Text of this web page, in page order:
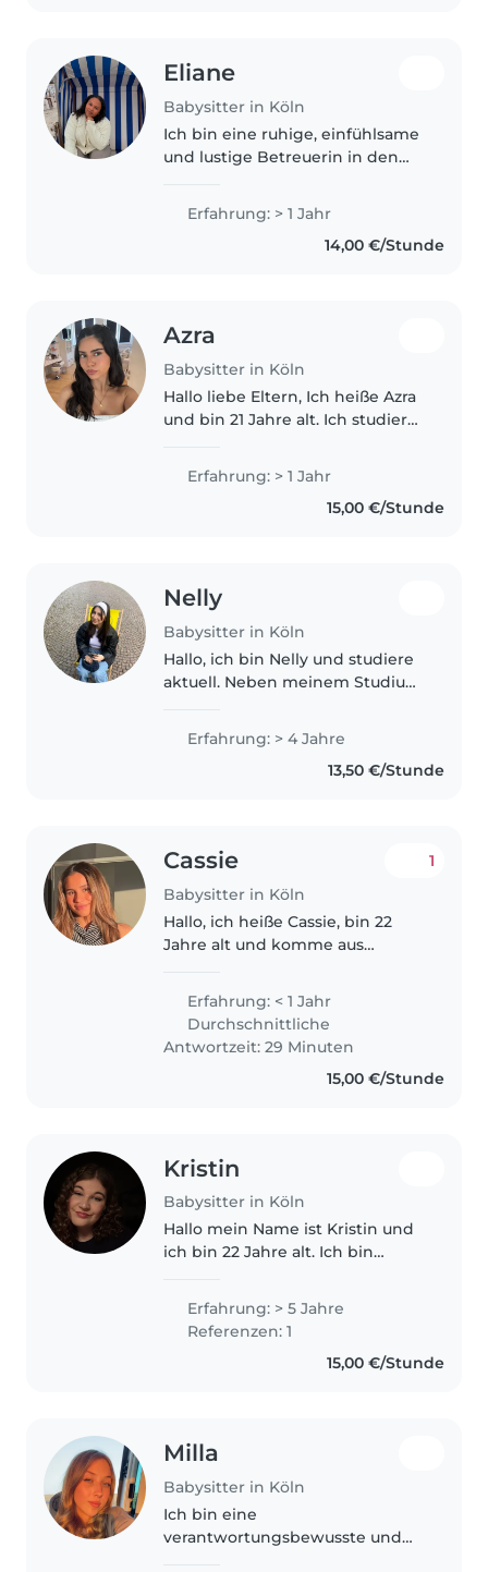
Eliane
Babysitter in Köln
Ich bin eine ruhige, einfühlsame
und lustige Betreuerin in den
Ausbildung zur Erzieherin und
einem Jahr Erfahrung in der
Kinderbetreuung. Ich habe
Erfahrung: > 1 Jahr
14,00 €/Stunde
Azra
Babysitter in Köln
Hallo liebe Eltern, Ich heiße Azra
und bin 21 Jahre alt. Ich studiere
Grundschullehramt und habe
schon viele Erfahrungen mit
Kindern gesammelt :) Ich habe
Erfahrung: > 1 Jahr
15,00 €/Stunde
Nelly
Babysitter in Köln
Hallo, ich bin Nelly und studiere
aktuell. Neben meinem Studium
Kindern und habe bereits einige
Erfahrungen im Umgang mit
ihnen sammeln können. Ich
Erfahrung: > 4 Jahre
13,50 €/Stunde
Cassie
Babysitter in Köln
1
Hallo, ich heiße Cassie, bin 22
Jahre alt und komme aus
letzten drei Jahre in Australien
studiert und anschließend ein..
Erfahrung: < 1 Jahr
Durchschnittliche
Antwortzeit: 29 Minuten
15,00 €/Stunde
Kristin
Babysitter in Köln
Hallo mein Name ist Kristin und
ich bin 22 Jahre alt. Ich bin
Kinderpflegerin und danach
gehe ich in die Erzieher
Erfahrung: > 5 Jahre
Referenzen: 1
15,00 €/Stunde
Milla
Babysitter in Köln
Ich bin eine
verantwortungsbewusste und